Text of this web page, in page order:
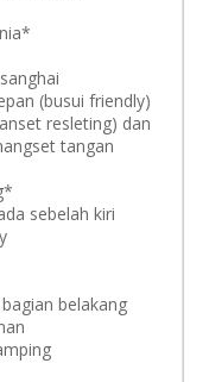
(busui friendly)
resleting) dan
tangan
sebelah kiri
belakang